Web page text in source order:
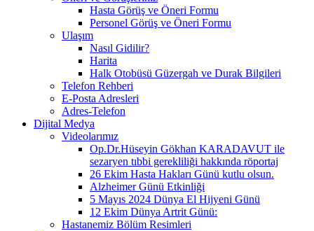
Hasta Görüş ve Öneri Formu
Personel Görüş ve Öneri Formu
Ulaşım
Nasıl Gidilir?
Harita
Halk Otobüsü Güzergah ve Durak Bilgileri
Telefon Rehberi
E-Posta Adresleri
Adres-Telefon
Dijital Medya
Videolarımız
Op.Dr.Hüseyin Gökhan KARADAVUT ile
sezaryen tıbbi gerekliliği hakkında röportaj
26 Ekim Hasta Hakları Günü kutlu olsun.
Alzheimer Günü Etkinliği
5 Mayıs 2024 Dünya El Hijyeni Günü
12 Ekim Dünya Artrit Günü:
Hastanemiz Bölüm Resimleri